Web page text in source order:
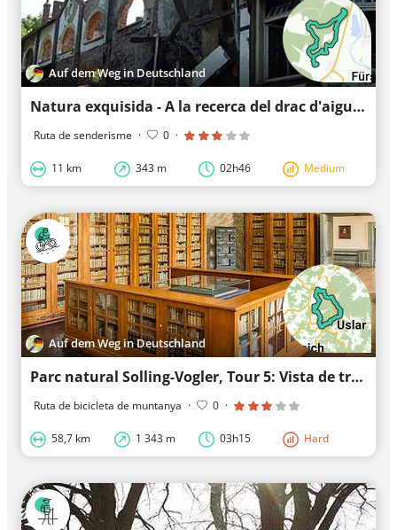
Auf dem Weg in Deutschland
Natura exquisida - A la recerca del drac d'aigua
Ruta de senderisme · 0 ·
11 km 343 m 02h46 Medium
Auf dem Weg in Deutschland
Parc natural Solling-Vogler, Tour 5: Vista de tres països
Ruta de bicicleta de muntanya · 0 ·
58,7 km 1 343 m 03h15 Hard